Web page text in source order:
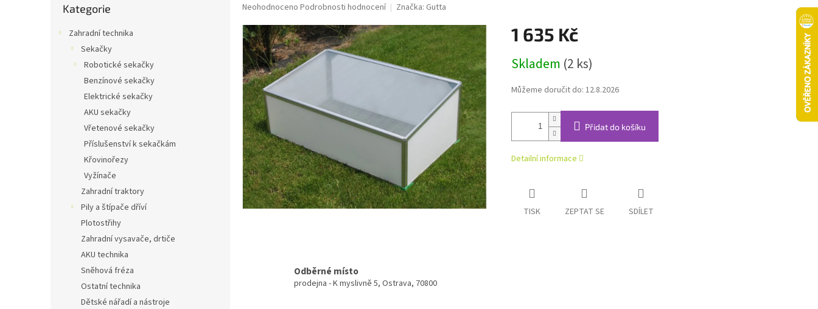
kategorie
Kategorie
Zahradní technika
Sekačky
Robotické sekačky
Benzínové sekačky
Elektrické sekačky
AKU sekačky
Vřetenové sekačky
Příslušenství k sekačkám
Křovinořezy
Vyžínače
Zahradní traktory
Pily a štípače dříví
Plotostřihy
Zahradní vysavače, drtiče
AKU technika
Sněhová fréza
Ostatní technika
Dětské nářadí a nástroje
Průměrné
produktu
je
0,0
z
5
hvězdiček.
Neohodnoceno Podrobnosti hodnocení Značka: Gutta
1 635 Kč
cena:
Skladem (2 ks)
Můžeme doručit do: 12.8.2026
Přidat do košíku
Detailní informace
TISK ZEPTAT SE SDÍLET
Odběrné místo
prodejna - K myslivně 5, Ostrava, 70800